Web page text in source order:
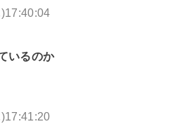
いるのか